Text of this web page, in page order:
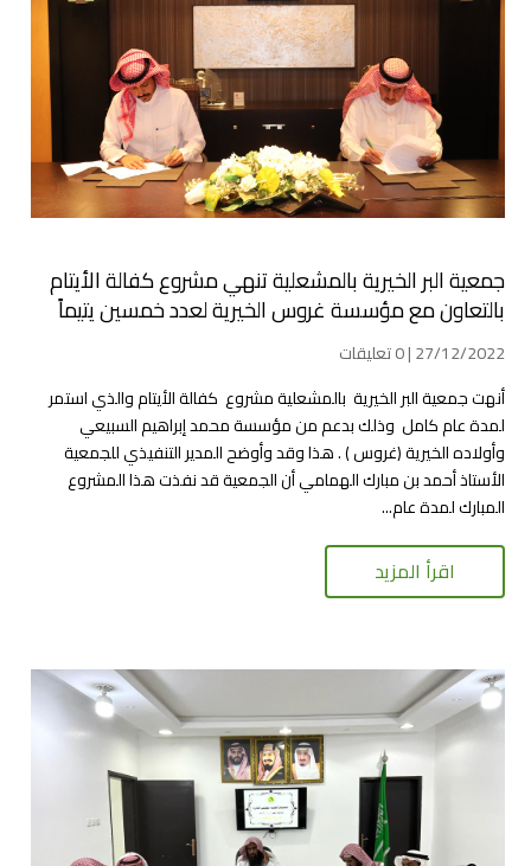
جمعية البر الخيرية بالمشعلية تنهي مشروع كفالة الأيتام
بالتعاون مع مؤسسة غروس الخيرية لعدد خمسين يتيماً
27/12/2022 | 0 تعليقات
أنهت جمعية البر الخيرية بالمشعلية مشروع كفالة الأيتام والذي استمر
لمدة عام كامل وذلك بدعم من مؤسسة محمد إبراهيم السبيعي
وأولاده الخيرية (غروس ) . هذا وقد وأوضح المدير التنفيذي للجمعية
الأستاذ أحمد بن مبارك الهمامي أن الجمعية قد نفذت هذا المشروع
المبارك لمدة عام...
اقرأ المزيد